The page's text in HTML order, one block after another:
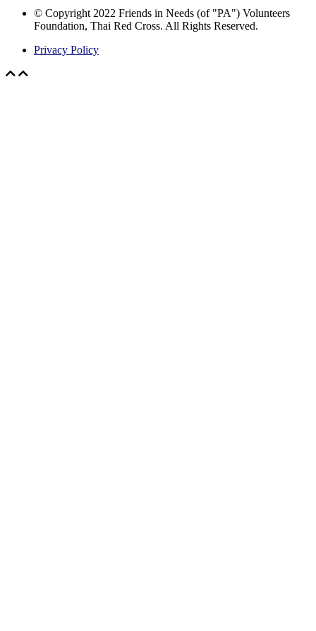
© Copyright 2022 Friends in Needs (of "PA") Volunteers
Foundation, Thai Red Cross. All Rights Reserved.
Privacy Policy